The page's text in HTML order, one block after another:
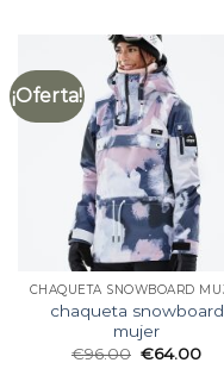
¡Oferta!
chaqueta snowboard
mujer
€96.00 €64.00